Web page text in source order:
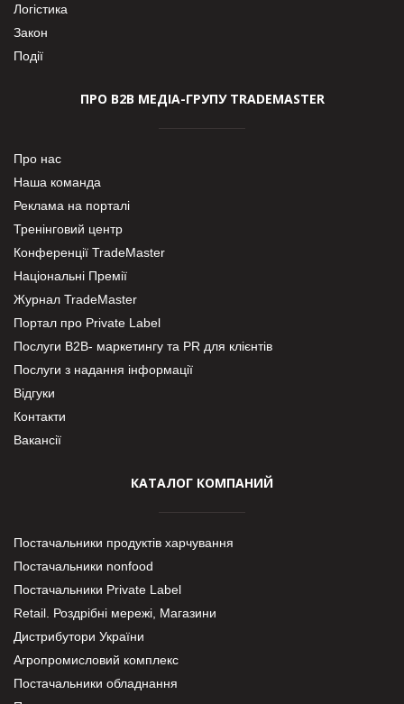
Логістика
Закон
Події
ПРО В2В МЕДІА-ГРУПУ TRADEMASTER
Про нас
Наша команда
Реклама на порталі
Тренінговий центр
Конференції TradeMaster
Національні Премії
Журнал TradeMaster
Портал про Private Label
Послуги В2В- маркетингу та PR для клієнтів
Послуги з надання інформації
Відгуки
Контакти
Вакансії
КАТАЛОГ КОМПАНИЙ
Постачальники продуктів харчування
Постачальники nonfood
Постачальники Private Label
Retail. Роздрібні мережі, Магазини
Дистрибутори України
Агропромисловий комплекс
Постачальники обладнання